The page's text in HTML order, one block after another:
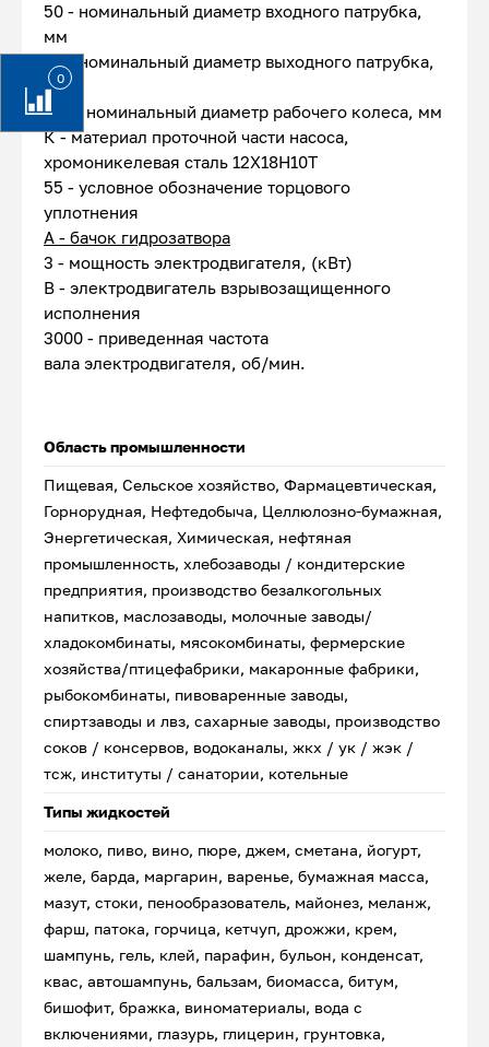
0
50 - номинальный диаметр входного патрубка,
мм
50 - номинальный диаметр выходного патрубка,
мм
150 - номинальный диаметр рабочего колеса, мм
К - материал проточной части насоса,
хромоникелевая сталь 12Х18Н10Т
55 - условное обозначение торцового
уплотнения
А - бачок гидрозатвора
3 - мощность электродвигателя, (кВт)
В - электродвигатель взрывозащищенного
исполнения
3000 - приведенная частота
вала электродвигателя, об/мин.
Область промышленности
Пищевая, Сельское хозяйство, Фармацевтическая,
Горнорудная, Нефтедобыча, Целлюлозно-бумажная,
Энергетическая, Химическая, нефтяная
промышленность, хлебозаводы / кондитерские
предприятия, производство безалкогольных
напитков, маслозаводы, молочные заводы/
хладокомбинаты, мясокомбинаты, фермерские
хозяйства/птицефабрики, макаронные фабрики,
рыбокомбинаты, пивоваренные заводы,
спиртзаводы и лвз, сахарные заводы, производство
соков / консервов, водоканалы, жкх / ук / жэк /
тсж, институты / санатории, котельные
Типы жидкостей
молоко, пиво, вино, пюре, джем, сметана, йогурт,
желе, барда, маргарин, варенье, бумажная масса,
мазут, стоки, пенообразователь, майонез, меланж,
фарш, патока, горчица, кетчуп, дрожжи, крем,
шампунь, гель, клей, парафин, бульон, конденсат,
квас, автошампунь, бальзам, биомасса, битум,
бишофит, бражка, виноматериалы, вода с
включениями, глазурь, глицерин, грунтовка,